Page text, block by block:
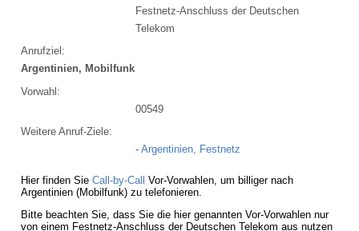
Festnetz-Anschluss der Deutschen
Telekom
Anrufziel:
Argentinien, Mobilfunk
Vorwahl:
00549
Weitere Anruf-Ziele:
- Argentinien, Festnetz
Hier finden Sie Call-by-Call Vor-Vorwahlen, um billiger nach
Argentinien (Mobilfunk) zu telefonieren.
Bitte beachten Sie, dass Sie die hier genannten Vor-Vorwahlen nur
von einem Festnetz-Anschluss der Deutschen Telekom aus nutzen